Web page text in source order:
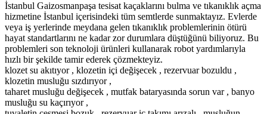
İstanbul Gaizosmanpaşa tesisat kaçaklarını bulma ve tıkanıklık açma
hizmetine İstanbul içerisindeki tüm semtlerde sunmaktayız. Evlerde
veya iş yerlerinde meydana gelen tıkanıklık problemlerinin ötürü
hayat standartlarını ne kadar zor durumlara düştüğünü biliyoruz. Bu
problemleri son teknoloji ürünleri kullanarak robot yardımlarıyla
hızlı bir şekilde tamir ederek çözmekteyiz.
klozet su akıtıyor , klozetin içi değişecek , rezervuar bozuldu ,
klozetin musluğu sızdırıyor ,
taharet musluğu değişecek , mutfak bataryasında sorun var , banyo
musluğu su kaçırıyor ,